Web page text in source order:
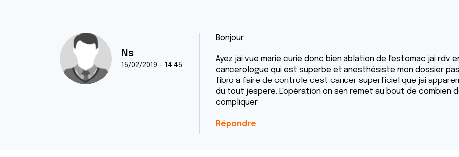
Ns
15/02/2019 - 14:45
Bonjour
Ayez jai vue marie curie donc bien ablation de l'estomac jai rdv
cancerologue qui est superbe et anesthésiste mon dossier
fibro a faire de controle cest cancer superficiel que jai
du tout jespere. L'opération on sen remet au bout de combien
compliquer
Répondre